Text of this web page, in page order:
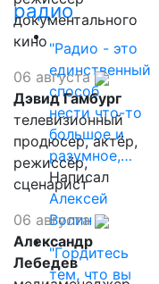
радио
"Радио - это
единственный
способ
нести что-то
большое и
разумное,…
Написал
Алексей
Волин
"Гордитесь
тем, что вы
документального
кино
06 августа
Дэвид Гамбург
телевизионный
продюсер, актёр,
режиссёр,
сценарист
06 августа
Александр
Лебедев